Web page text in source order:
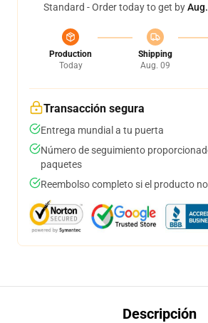
Standard - Order today to get by
Production
Today
Shipping
Aug. 09
Transacción segura
Entrega mundial a tu puerta
Número de seguimiento
paquetes
Reembolso completo si el producto
Descripción